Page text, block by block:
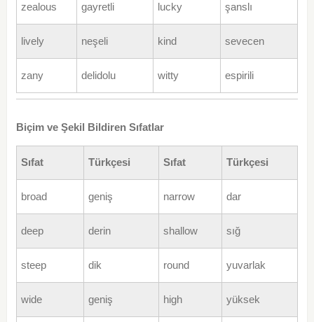
zealous gayretli lucky şanslı
lively neşeli kind sevecen
zany delidolu witty espirili
Biçim ve Şekil Bildiren Sıfatlar
Sıfat Türkçesi Sıfat Türkçesi
broad geniş narrow dar
deep derin shallow sığ
steep dik round yuvarlak
wide geniş high yüksek